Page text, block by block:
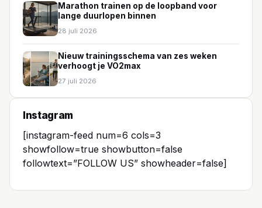
Marathon trainen op de loopband voor
lange duurlopen binnen
28 juli 2026
Nieuw trainingsschema van zes weken
verhoogt je VO2max
27 juli 2026
Instagram
[instagram-feed num=6 cols=3
showfollow=true showbutton=false
followtext=”FOLLOW US” showheader=false]